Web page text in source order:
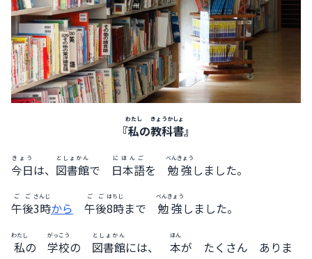
『私
わたし
の教科書
きょうかしょ
』
今日
きょう
は、 図書館
としょかん
で 日本語
にほんご
を 勉強
べんきょう
しました。
午後
ごご
3時
さんじ
から 午後
ごご
8時
はちじ
まで 勉強
べんきょう
しました。
私
わたし
の 学校
がっこう
の 図書館
としょかん
には、 本
ほん
が たくさん ありま